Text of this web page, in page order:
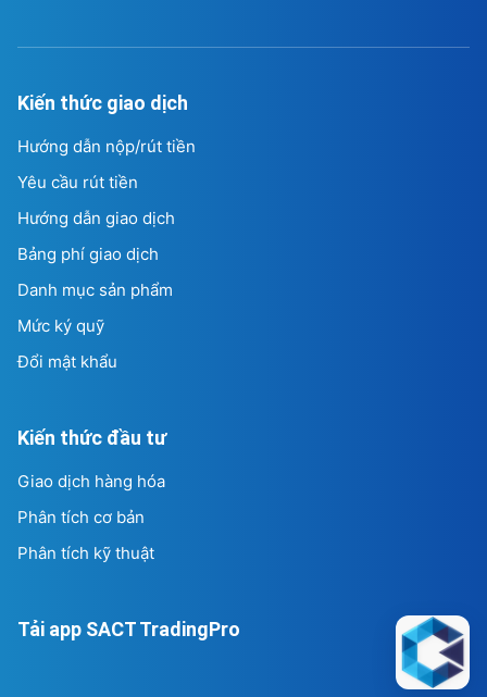
Kiến thức giao dịch
Hướng dẫn nộp/rút tiền
Yêu cầu rút tiền
Hướng dẫn giao dịch
Bảng phí giao dịch
Danh mục sản phẩm
Mức ký quỹ
Đổi mật khẩu
Kiến thức đầu tư
Giao dịch hàng hóa
Phân tích cơ bản
Phân tích kỹ thuật
Tải app SACT TradingPro